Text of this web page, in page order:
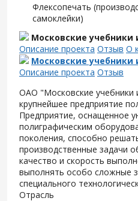
Флексопечать
самоклейки)
Московские учебники
Описание проекта Отзыв О
Московские учебники
Описание проекта Отзыв
ОАО "Московские учебники
крупнейшее предприятие
Предприятие, оснащенное
полиграфическим
поколения, способно
производственные задачи
качество и скорость
выполнять особо сложные
специального
Отрасль